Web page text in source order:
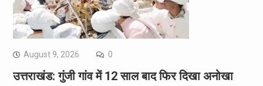
August 9, 2026 0
उत्तराखंड: गुंजी गांव में 12 साल बाद फिर दिखा अनोखा